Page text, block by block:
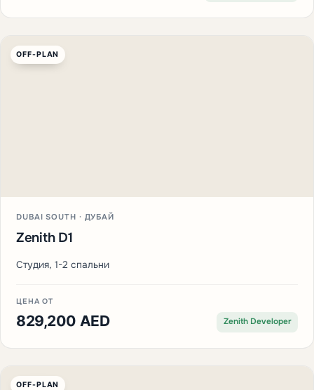
OFF-PLAN
DUBAI SOUTH · ДУБАЙ
Zenith D1
Студия, 1-2 спальни
ЦЕНА ОТ
829,200 AED Zenith Developer
OFF-PLAN